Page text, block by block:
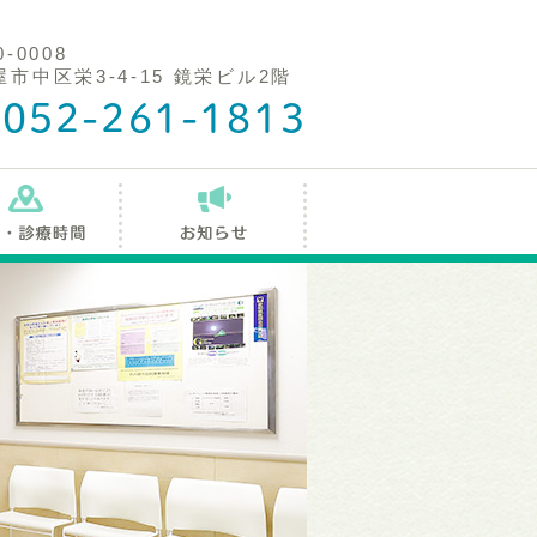
0008
市中区栄3-4-15 鏡栄ビル2階
052-261-1813